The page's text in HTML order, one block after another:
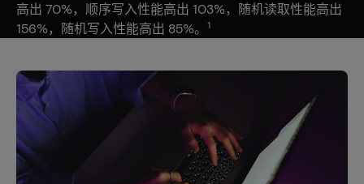
高出 70%，顺序写入性能高出 103%，随机读取性能高出
156%，随机写入性能高出 85%。
1